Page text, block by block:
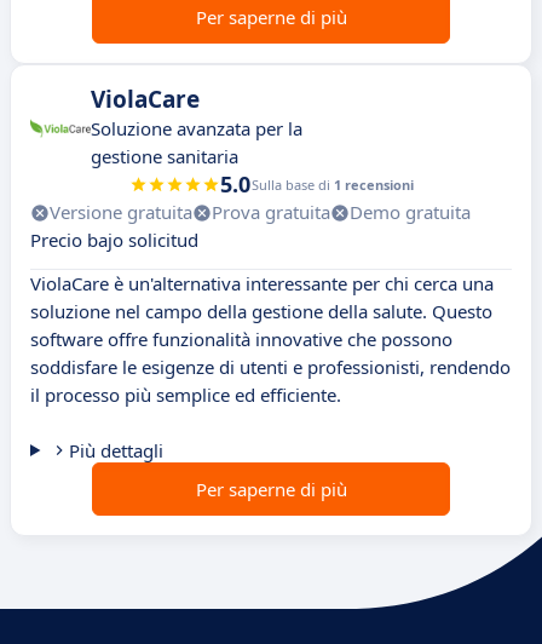
Per saperne di più
ViolaCare
Soluzione avanzata per la
gestione sanitaria
5.0Sulla base di 1 recensioni
Versione gratuita Prova gratuita
Demo gratuita
Precio bajo solicitud
ViolaCare è un'alternativa interessante per chi cerca una
soluzione nel campo della gestione della salute. Questo
software offre funzionalità innovative che possono
soddisfare le esigenze di utenti e professionisti, rendendo
il processo più semplice ed efficiente.
Più dettagli
Per saperne di più